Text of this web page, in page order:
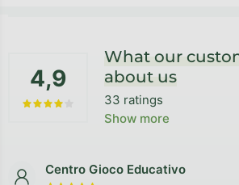
4,9
The average store rating is 4,9
What our
about us
33 ratings
Show more
Centro Gioco Educativo